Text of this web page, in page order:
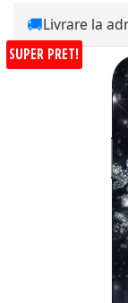
🚚Livrare la
SUPER PRET!